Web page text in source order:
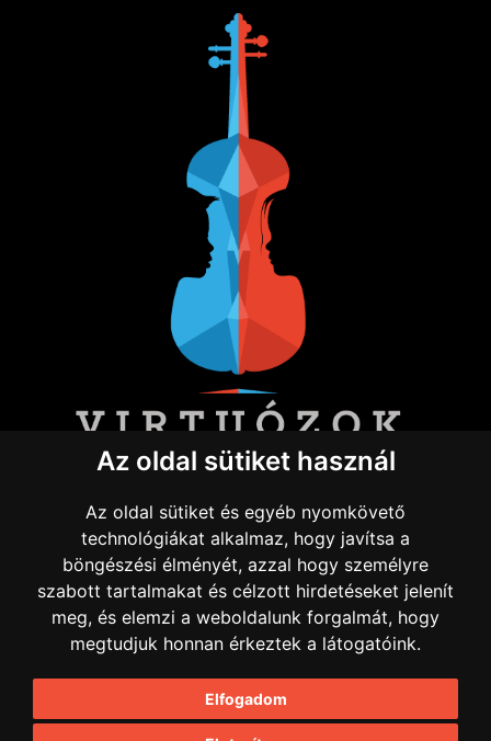
Az oldal sütiket használ
Az oldal sütiket és egyéb nyomkövető
technológiákat alkalmaz, hogy javítsa a
böngészési élményét, azzal hogy személyre
szabott tartalmakat és célzott hirdetéseket jelenít
meg, és elemzi a weboldalunk forgalmát, hogy
megtudjuk honnan érkeztek a látogatóink.
Elfogadom
INFORMÁCIÓ
Impresszum
HÁZIREND
All Rights Reserved 2026 Virtuosos Holding